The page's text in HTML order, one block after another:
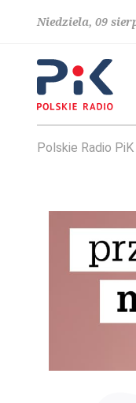
Niedziela, 09
Polskie Radio PiK